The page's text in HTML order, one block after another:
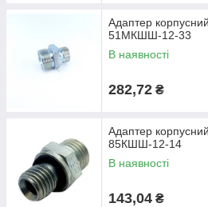
Адаптер
51МКШШ-12-33
В наявності
282,72 ₴
Адаптер
85КШШ-12-14
В наявності
143,04 ₴